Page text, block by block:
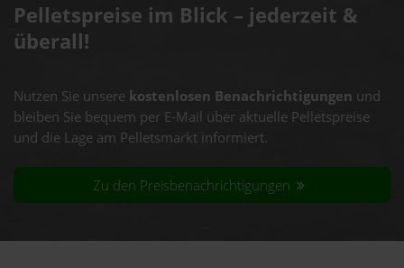
Pelletspreise im Blick – jederzeit &
überall!
Nutzen Sie unsere kostenlosen Benachrichtigungen und
bleiben Sie bequem per E-Mail über aktuelle Pelletspreise
und die Lage am Pelletsmarkt informiert.
Zu den Preisbenachrichtigungen